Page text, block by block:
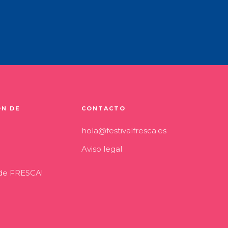
DE
FRESCA!
CONTACTO
hola@festivalfresca.es
Aviso legal